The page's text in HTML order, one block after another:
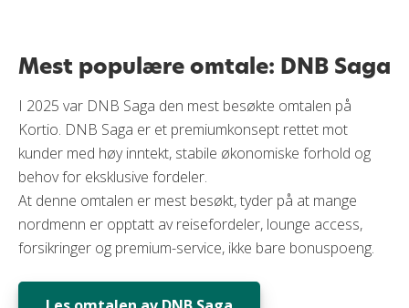
Mest populære omtale: DNB Saga
I 2025 var DNB Saga den mest besøkte omtalen på
Kortio. DNB Saga er et premiumkonsept rettet mot
kunder med høy inntekt, stabile økonomiske forhold og
behov for eksklusive fordeler.
At denne omtalen er mest besøkt, tyder på at mange
nordmenn er opptatt av reisefordeler, lounge access,
forsikringer og premium-service, ikke bare bonuspoeng.